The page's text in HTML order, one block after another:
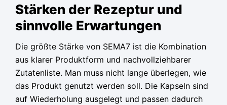
Stärken der Rezeptur und
sinnvolle Erwartungen
Die größte Stärke von SEMA7 ist die Kombination
aus klarer Produktform und nachvollziehbarer
Zutatenliste. Man muss nicht lange überlegen, wie
das Produkt genutzt werden soll. Die Kapseln sind
auf Wiederholung ausgelegt und passen dadurch